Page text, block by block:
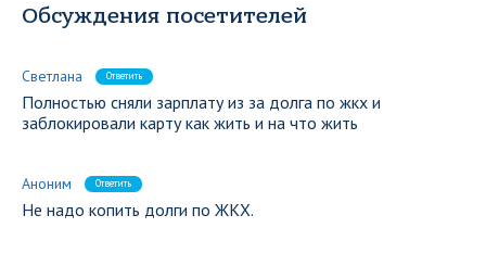
Обсуждения посетителей
Светлана Ответить
Полностью сняли зарплату из за долга по жкх и
заблокировали карту как жить и на что жить
Аноним Ответить
Не надо копить долги по ЖКХ.